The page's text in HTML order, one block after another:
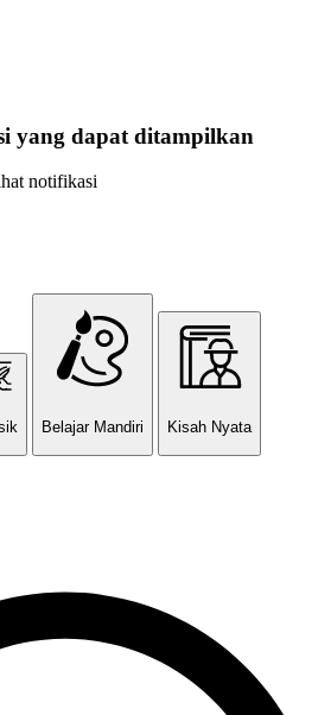
yang dapat ditampilkan
notifikasi
Belajar Mandiri Kisah Nyata